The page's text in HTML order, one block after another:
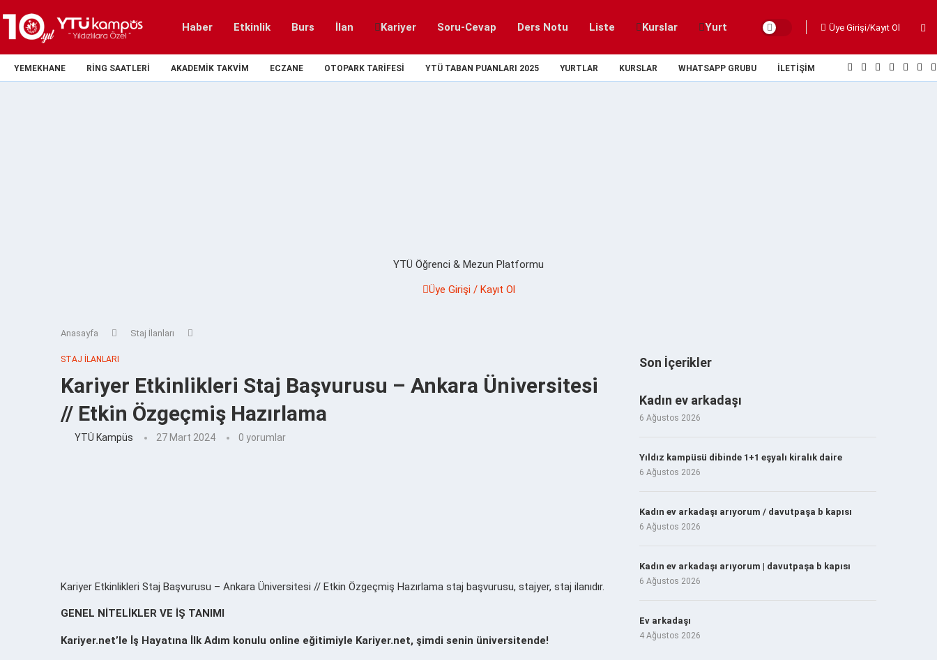
Haber Etkinlik Burs İlan Kariyer Soru-Cevap Ders Notu Liste Kurslar Yurt Üye Girişi/Kayıt Ol
YEMEKHANE RING SAATLERI AKADEMIK TAKVIM ECZANE OTOPARK TARIFESI YTÜ TABAN PUANLARI 2025 YURTLAR KURSLAR WHATSAPP GRUBU İLETIŞIM
YTÜ Öğrenci & Mezun Platformu
Üye Girişi / Kayıt Ol
Anasayfa Staj İlanları
STAJ İLANLARI
Kariyer Etkinlikleri Staj Başvurusu – Ankara Üniversitesi
// Etkin Özgeçmiş Hazırlama
YTÜ Kampüs 27 Mart 2024 0 yorumlar
Kariyer Etkinlikleri Staj Başvurusu – Ankara Üniversitesi // Etkin Özgeçmiş Hazırlama staj başvurusu, stajyer, staj ilanıdır.
GENEL NİTELİKLER VE İŞ TANIMI
Kariyer.net’le İş Hayatına İlk Adım konulu online eğitimiyle Kariyer.net, şimdi senin üniversitende!
Son İçerikler
Kadın ev arkadaşı
6 Ağustos 2026
Yıldız kampüsü dibinde 1+1 eşyalı kiralık daire
6 Ağustos 2026
Kadın ev arkadaşı arıyorum / davutpaşa b kapısı
6 Ağustos 2026
Kadın ev arkadaşı arıyorum | davutpaşa b kapısı
6 Ağustos 2026
Ev arkadaşı
4 Ağustos 2026